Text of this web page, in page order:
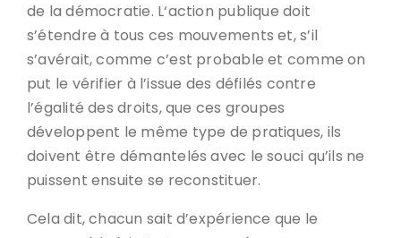
de la démocratie. L‘action publique doit
s’étendre à tous ces mouvements et, s’il
s’avérait, comme c’est probable et comme on
put le vérifier à l’issue des défilés contre
l’égalité des droits, que ces groupes
développent le même type de pratiques, ils
doivent être démantelés avec le souci qu’ils ne
puissent ensuite se reconstituer.
Cela dit, chacun sait d’expérience que le